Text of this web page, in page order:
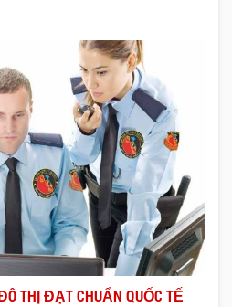
THỊ ĐẠT CHUẨN QUỐC TẾ